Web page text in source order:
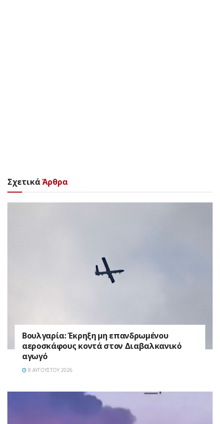
ΣχετικάΆρθρα
Βουλγαρία: Έκρηξη μη επανδρωμένου
αεροσκάφους κοντά στον Διαβαλκανικό
αγωγό
8 ΑΥΓΟΎΣΤΟΥ 2026